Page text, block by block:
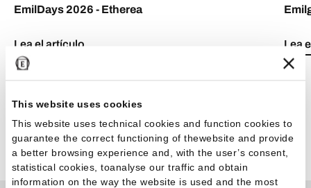
This website uses cookies
This website uses technical cookies and function cookies to
guarantee the correct functioning of thewebsite and provide
a better browsing experience and, with the user’s consent,
statistical cookies, toanalyse our traffic and obtain
information on the way the website is used and the most
EmilDays 2026 - Etherea
Lea el artículo Lea
Ver todos los artículos